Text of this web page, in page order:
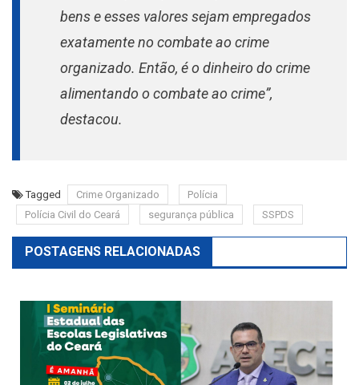
bens e esses valores sejam empregados
exatamente no combate ao crime
organizado. Então, é o dinheiro do crime
alimentando o combate ao crime”,
destacou.
Tagged Crime Organizado
Polícia
Polícia Civil do Ceará
segurança pública SSPDS
POSTAGENS RELACIONADAS